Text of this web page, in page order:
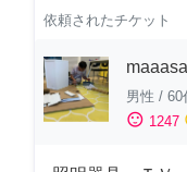
依頼されたチケット
maaasa
男性 / 60
sentiment_satisfied 1247